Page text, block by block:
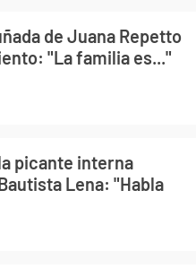
de Juana Repetto
"La familia es..."
picante interna
Lena: "Habla